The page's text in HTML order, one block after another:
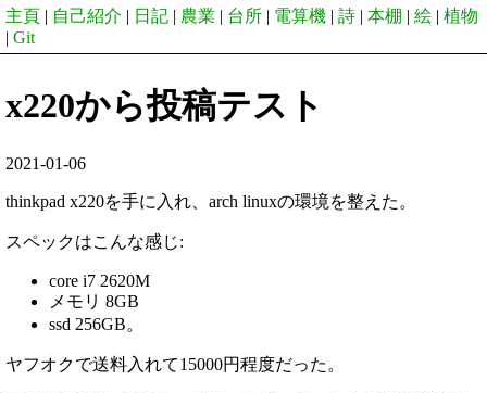
主頁 | 自己紹介 | 日記 | 農業 | 台所 | 電算機 | 詩 | 本棚 | 絵 | 植物
| Git
x220から投稿テスト
2021-01-06
thinkpad x220を手に入れ、arch linuxの環境を整えた。
スペックはこんな感じ:
core i7 2620M
メモリ 8GB
ssd 256GB。
ヤフオクで送料入れて15000円程度だった。